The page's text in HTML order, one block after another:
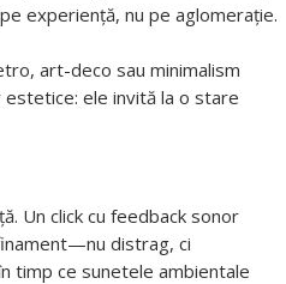
experiență, nu pe aglomerație.
art-deco sau minimalism
ele invită la o stare
Un click cu feedback sonor
distrag, ci
timp ce sunetele ambientale